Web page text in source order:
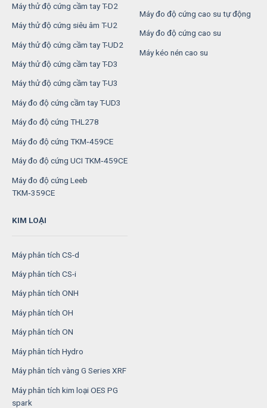
Máy thử độ cứng cầm tay T-D2
Máy thử độ cứng siêu âm T-U2
Máy thử độ cứng cầm tay T-UD2
Máy thử độ cứng cầm tay T-D3
Máy thử độ cứng cầm tay T-U3
Máy đo độ cứng cầm tay T-UD3
Máy đo độ cứng THL278
Máy đo độ cứng TKM‑459CE
Máy đo độ cứng UCI TKM‑459CE
Máy đo độ cứng Leeb
TKM‑359CE
Máy đo độ cứng cao su tự động
Máy đo độ cứng cao su
Máy kéo nén cao su
KIM LOẠI
Máy phân tích CS-d
Máy phân tích CS-i
Máy phân tích ONH
Máy phân tích OH
Máy phân tích ON
Máy phân tích Hydro
Máy phân tích vàng G Series XRF
Máy phân tích kim loại OES PG
spark